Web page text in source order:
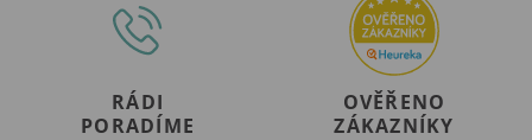
RÁDI
PORADÍME
OVĚŘENO
ZÁKAZNÍKY